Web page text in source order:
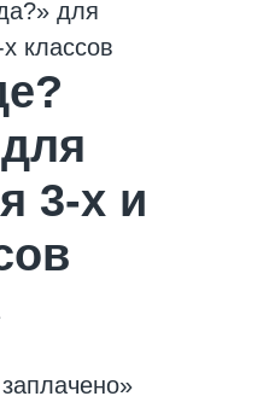
3-х и